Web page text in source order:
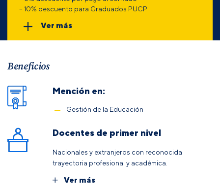
– 10% descuento para Graduados PUCP
Ver más
Beneficios
Mención en:
Gestión de la Educación
Docentes de primer nivel
Nacionales y extranjeros con reconocida
trayectoria profesional y académica.
Ver más